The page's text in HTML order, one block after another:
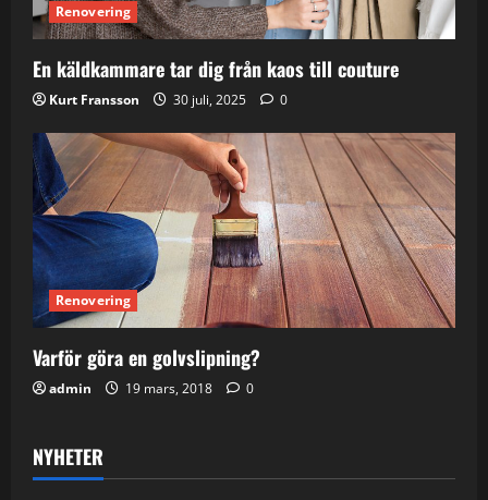
Renovering
En käldkammare tar dig från kaos till couture
Kurt Fransson 30 juli, 2025 0
Renovering
Varför göra en golvslipning?
admin 19 mars, 2018 0
NYHETER